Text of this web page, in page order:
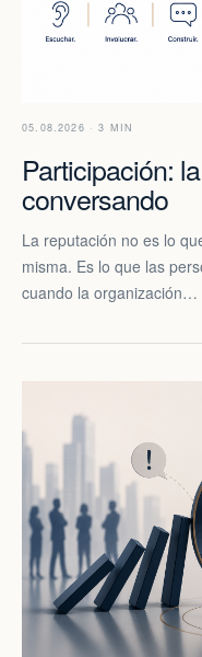
05.08.2026 · 3 MIN
Participación:
conversando
La reputación no es lo
misma. Es lo que las
cuando la organización…